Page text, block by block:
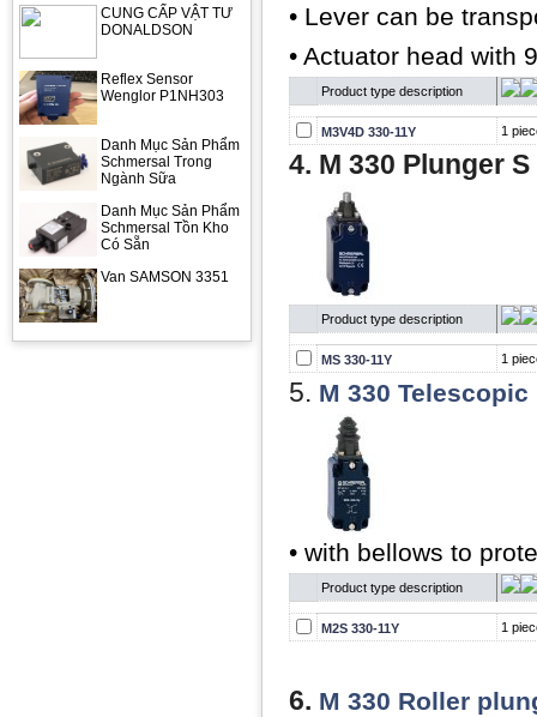
CUNG CẤP VẬT TƯ
DONALDSON
Reflex Sensor
Wenglor P1NH303
Danh Mục Sản Phẩm
Schmersal Trong
Ngành Sữa
Danh Mục Sản Phẩm
Schmersal Tồn Kho
Có Sẵn
Van SAMSON 3351
• Lever can be
• Actuator head with
Product type description
M3V4D 330-11Y 1
4. M 330 Plunger
Product type description
MS 330-11Y 1
5. M 330
• with bellows to
Product type description
M2S 330-11Y 1
6. M 330 Roller